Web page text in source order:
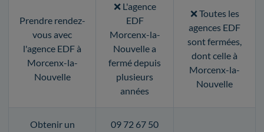
Prendre rendez-
vous avec
l'agence EDF à
Morcenx-la-
Nouvelle
❌ L'agence
EDF
Morcenx-la-
Nouvelle a
fermé depuis
plusieurs
années
❌ Toutes les
agences EDF
sont fermées,
dont celle à
Morcenx-la-
Nouvelle
Obtenir un
09 72 67 50